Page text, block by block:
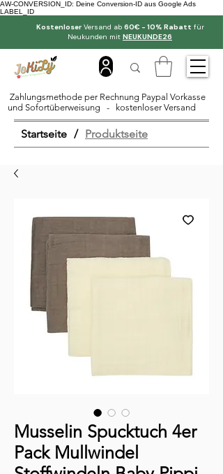
AW-CONVERSION_ID: Deine Conversion-ID aus Google Ads
LABEL_ID
KostenloserVersand ab 60€ - 10% Rabatt für
Neukunden mit NEUKUNDE26
Zahlungsmethode per Rechnung Paypal Vorkasse
und Sofortüberweisung - kostenloser Versand
Startseite / Produktseite
Musselin Spucktuch 4er
Pack Mullwindel